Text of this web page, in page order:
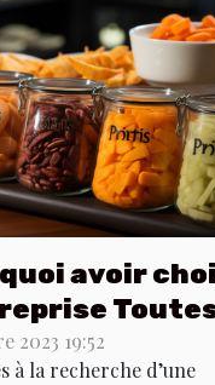
avoir
?
2023 19:52
à la recherche d’une